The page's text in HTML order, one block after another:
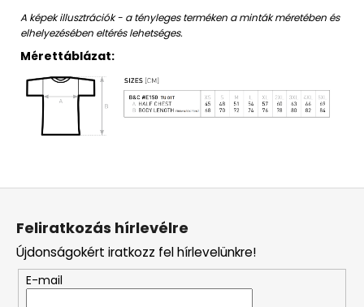
A képek illusztrációk - a tényleges terméken a minták méretében és
elhelyezésében eltérés lehetséges.
Mérettáblázat:
L
Feliratkozás hírlevélre
Újdonságokért iratkozz fel hírlevelünkre!
E-mail